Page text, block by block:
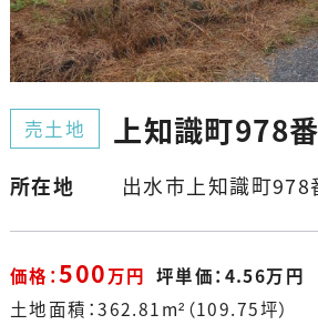
売土地 上知識町978
所在地 出水市上知識町978
価格：500万円 坪単価：4.56万円
土地面積：362.81m²（109.75坪）